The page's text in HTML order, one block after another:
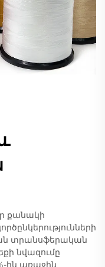
քանակի
տրանսֆերական
նվազումը
ին առաջին